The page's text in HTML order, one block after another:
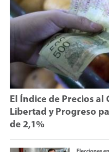
El Índice de Precios al
Libertad y Progreso
de 2,1%